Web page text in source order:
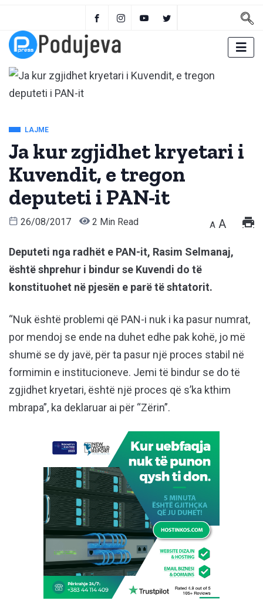
LAJME
Ja kur zgjidhet kryetari i
Kuvendit, e tregon
deputeti i PAN-it
26/08/2017 2 Min Read A A
Deputeti nga radhët e PAN-it, Rasim Selmanaj,
është shprehur i bindur se Kuvendi do të
konstituohet në pjesën e parë të shtatorit.
“Nuk është problemi që PAN-i nuk i ka pasur numrat,
por mendoj se ende na duhet edhe pak kohë, jo më
shumë se dy javë, për ta pasur një proces stabil në
formimin e institucioneve. Jemi të bindur se do të
zgjidhet kryetari, është një proces që s’ka kthim
mbrapa”, ka deklaruar ai për “Zërin”.